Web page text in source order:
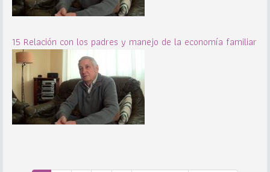
15 Relación con los padres y manejo de la economía familiar